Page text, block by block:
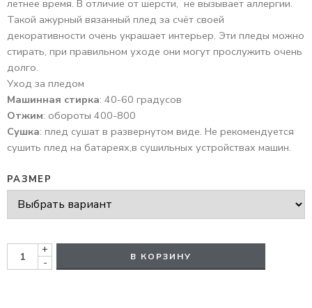
летнее время. В отличие от шерсти, не вызывает аллергии.
Такой ажурный вязанный плед за счёт своей
декоративности очень украшает интерьер. Эти пледы можно
стирать, при правильном уходе они могут прослужить очень
долго.
Уход за пледом
Машинная стирка: 40-60 градусов
Отжим: обороты 400-800
Сушка: плед сушат в развернутом виде. Не рекомендуется
сушить плед на батареях,в сушильных устройствах машин.
РАЗМЕР
+
-
В КОРЗИНУ